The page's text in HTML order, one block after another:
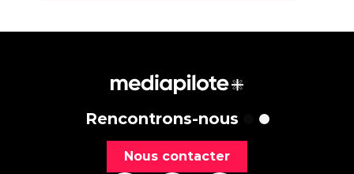
Rencontrons-nous
Nous contacter